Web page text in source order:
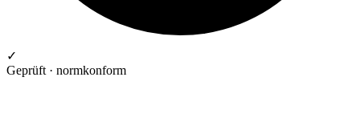
✓
Geprüft · normkonform